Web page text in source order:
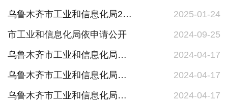
乌鲁木齐市工业和信息化局2024年度政府信息公开工作年度报告
2025-01-24
市工业和信息化局依申请公开
2024-09-25
乌鲁木齐市工业和信息化局（乌鲁木齐市大数据发展局）重大执法决定法制审核制度
2024-04-17
乌鲁木齐市工业和信息化局（乌鲁木齐市大数据发展局）行政执法全过程记录制度
2024-04-17
乌鲁木齐市工业和信息化局（乌鲁木齐市大数据发展局）行政执法公示制度
2024-04-17